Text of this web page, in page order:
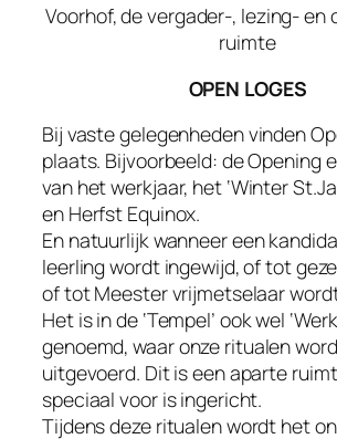
Voorhof, de vergader-, lezing-
ruimte
OPEN LOGES
Bij vaste gelegenheden vinden
plaats. Bijvoorbeeld: de Opening
van het werkjaar, het ‘Winter
en Herfst Equinox.
En natuurlijk wanneer een
leerling wordt ingewijd, of tot
of tot Meester vrijmetselaar
Het is in de ‘Tempel’ ook wel
genoemd, waar onze ritualen
uitgevoerd. Dit is een aparte
speciaal voor is ingericht.
Tijdens deze ritualen wordt het